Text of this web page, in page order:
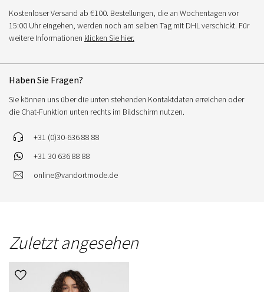
Kostenloser Versand ab €100. Bestellungen, die an Wochentagen vor
15:00 Uhr eingehen, werden noch am selben Tag mit DHL verschickt. Für
weitere Informationen klicken Sie hier.
Haben Sie Fragen?
Sie können uns über die unten stehenden Kontaktdaten erreichen oder
die Chat-Funktion unten rechts im Bildschirm nutzen.
+31 (0)30-636 88 88
+31 30 636 88 88
online@vandortmode.de
Zuletzt angesehen